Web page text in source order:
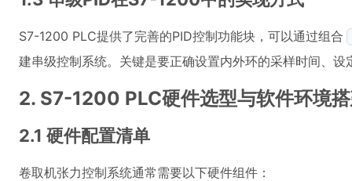
S7-1200 PLC提供了完善的PID控制功能块，可以通过组合
建串级控制系统。关键是要正确设置内外环的采样时间、
2. S7-1200 PLC硬件选型与软件环境
2.1 硬件配置清单
卷取机张力控制系统通常需要以下硬件组件：